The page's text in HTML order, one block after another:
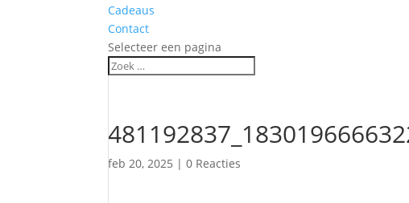
Cadeaus
Contact
Selecteer een pagina
feb 20, 2025 |0 Reacties